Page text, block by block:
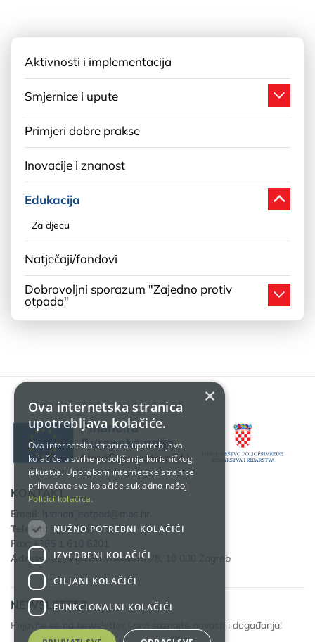
Aktivnosti i implementacija
Smjernice i upute
Primjeri dobre prakse
Inovacije i znanost
Edukacija
Za djecu
Natječaji/fondovi
Dobrovoljni sporazum "Zajedno protiv
otpada"
KONTAKT
Email:
hrananijeotpad@mps.hr
Telefon:
+385 1 610 6111
Fax:
+385 1 610 6201
Adresa:
Ulica grada Vukovara 78, 10 000 Zagreb
NEWSLETTER
Prijavite se na newsletter i prvi saznajte novosti i događanja!
×
Ova internetska stranica
upotrebljava kolačiće.
Ova internetska stranica upotrebljava
kolačiće u svrhe poboljšanja korisničkog
iskustva. Uporabom internetske stranice
prihvaćate sve kolačiće sukladno našoj
Politici kolačića.
NUŽNO POTREBNI KOLAČIĆI
IZVEDBENI KOLAČIĆI
CILJANI KOLAČIĆI
FUNKCIONALNI KOLAČIĆI